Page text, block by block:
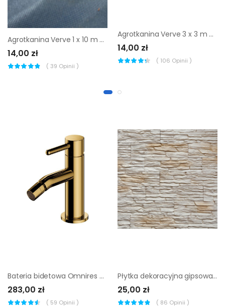
Agrotkanina Verve 1 x 10 m 50 g
14,00 zł
( 39 Opinii )
Agrotkanina Verve 3 x 3 m 50 g
14,00 zł
( 106 Opinii )
Bateria bidetowa Omnires Preston złota
283,00 zł
( 59 Opinii )
Płytka dekoracyjna gipsowa Barbados 2 Stegu 0,48 m2
25,00 zł
( 86 Opinii )